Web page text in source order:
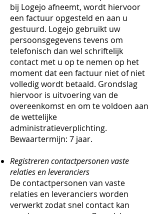
bij Logejo afneemt, wordt hiervoor
een factuur opgesteld en aan u
gestuurd. Logejo gebruikt uw
persoonsgegevens tevens om
telefonisch dan wel schriftelijk
contact met u op te nemen op het
moment dat een factuur niet of niet
volledig wordt betaald. Grondslag
hiervoor is uitvoering van de
overeenkomst en om te voldoen aan
de wettelijke
administratieverplichting.
Bewaartermijn: 7 jaar.
Registreren contactpersonen vaste
relaties en leveranciers
De contactpersonen van vaste
relaties en leveranciers worden
verwerkt zodat snel contact kan